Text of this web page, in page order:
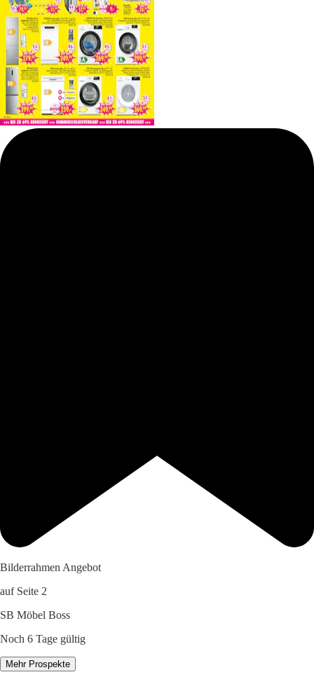
Bilderrahmen Angebot
auf Seite 2
SB Möbel Boss
Noch 6 Tage gültig
Mehr Prospekte